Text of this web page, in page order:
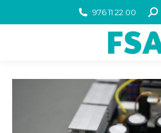
976 11 22 00